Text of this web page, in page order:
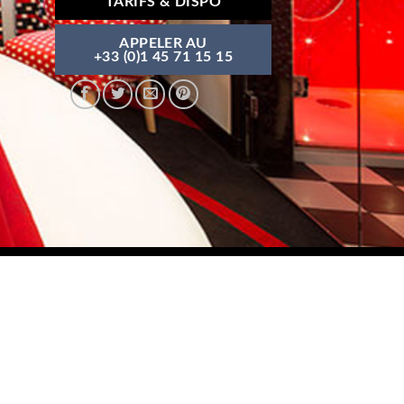
APPELER AU
+33 (0)1 45 71 15 15